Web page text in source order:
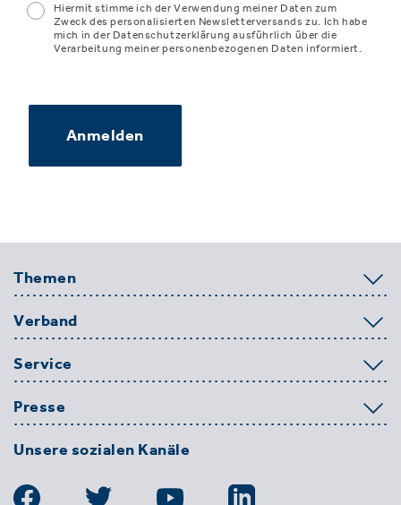
Hiermit stimme ich der Verwendung meiner Daten zum
Zweck des personalisierten Newsletterversands zu. Ich habe
mich in der Datenschutzerklärung ausführlich über die
Verarbeitung meiner personenbezogenen Daten informiert.
Anmelden
Themen
Verband
Service
Presse
Unsere sozialen Kanäle